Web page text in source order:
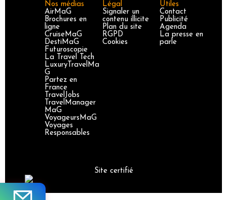
Nos médias
AirMaG
Brochures en
ligne
CruiseMaG
DestiMaG
Futuroscopie
La Travel Tech
LuxuryTravelMa
G
Partez en
France
TravelJobs
TravelManager
MaG
VoyageursMaG
Voyages
Responsables
Légal
Signaler un
contenu illicite
Plan du site
RGPD
Cookies
Utiles
Contact
Publicité
Agenda
La presse en
parle
Site certifié